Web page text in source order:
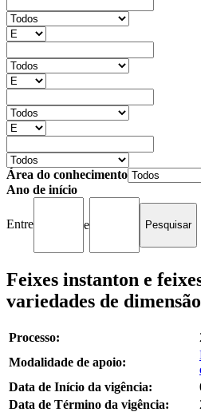
Área do conhecimento
Ano de início
Entre e
Feixes instanton e
variedades de
Processo:
Modalidade de apoio:
Data de Início da vigência:
Data de Término da vigência: